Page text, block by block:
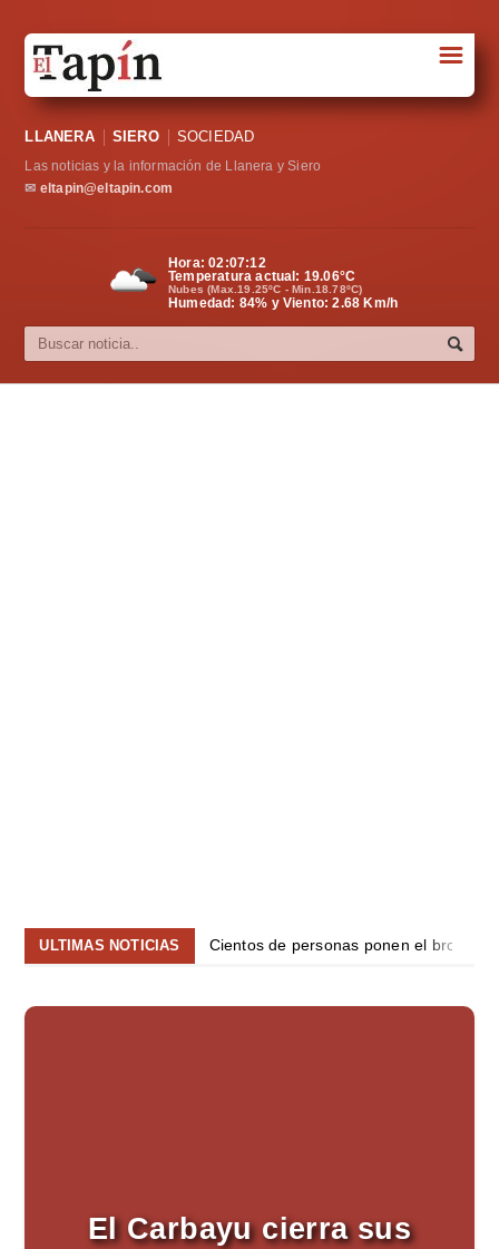
Sociedad
Política
Cultura
☰
LLANERA SIERO SOCIEDAD
Las noticias y la información de Llanera y Siero
✉ eltapin@eltapin.com
Hora:02:07:13
Temperatura actual: 19.06°C
Nubes (Max.19.25ºC - Min.18.78ºC)
Humedad: 84% y Viento: 2.68 Km/h
ULTIMAS NOTICIAS
Cientos de personas ponen el broche
Jorge Vargas y Leo Boya se coronan
El Carbayu cierra sus